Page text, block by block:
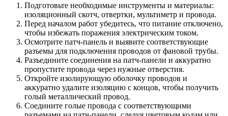
Подготовьте необходимые инструменты и материалы:
изоляционный скотч, отвертки, мультиметр и провода.
Перед началом работ убедитесь, что питание отключено,
чтобы избежать поражения электрическим током.
Осмотрите патч-панель и выявите соответствующие
разъемы для подключения проводов от фановой трубы.
Разъедините соединения на патч-панели и аккуратно
пропустите провода через нужные отверстия.
Откройте изолирующую оболочку проводов и
аккуратно удалите изоляцию с концов, чтобы получить
голый металлический провод.
Соедините голые провода с соответствующими